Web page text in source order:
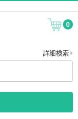
0
詳細検索